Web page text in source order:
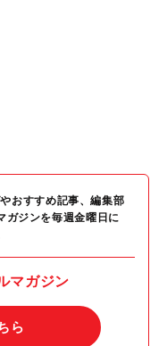
おすすめ記事、編集部
ガジンを毎週金曜日に
マガジン
ら